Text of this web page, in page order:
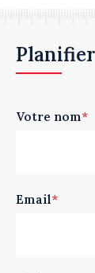
Votre nom*
Email*